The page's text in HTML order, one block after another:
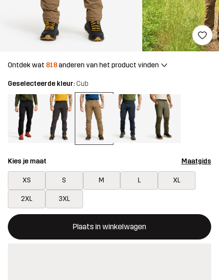
Ontdek wat 818anderen van het product vinden
Geselecteerde kleur: Cub
Kies je maat Maatgids
XS S M L XL
2XL 3XL
Plaats in winkelwagen
Deze knop opent een modal met de bevestiging van een
{{size}} niet beschikbaar